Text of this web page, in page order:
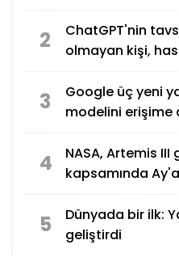
2
ChatGPT'nin
olmayan kişi,
3
Google üç yeni
modelini erişime
4
NASA, Artemis III
kapsamında
5
Dünyada bir ilk:
geliştirdi